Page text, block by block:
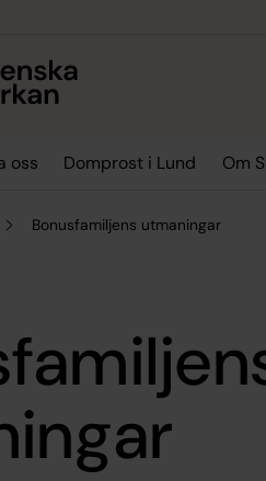
oss Domprost i Lund Om
Bonusfamiljens utmaningar